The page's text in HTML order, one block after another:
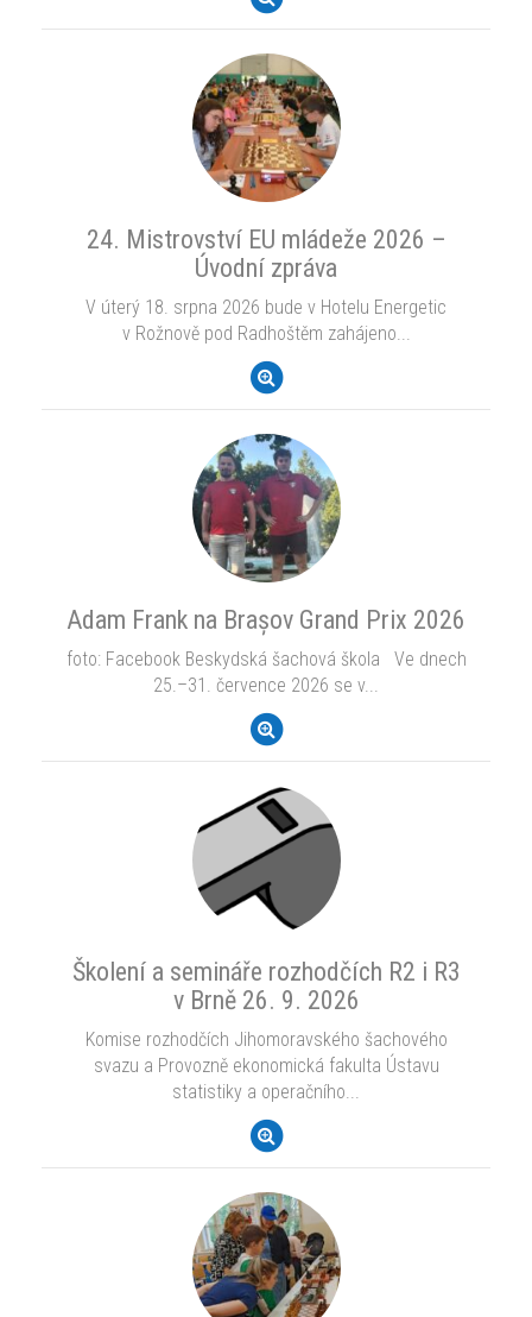
24. Mistrovství EU mládeže 2026 –
Úvodní zpráva
V úterý 18. srpna 2026 bude v Hotelu Energetic
v Rožnově pod Radhoštěm zahájeno...
Adam Frank na Brașov Grand Prix 2026
foto: Facebook Beskydská šachová škola Ve dnech
25.–31. července 2026 se v...
Školení a semináře rozhodčích R2 i R3
v Brně 26. 9. 2026
Komise rozhodčích Jihomoravského šachového
svazu a Provozně ekonomická fakulta Ústavu
statistiky a operačního...